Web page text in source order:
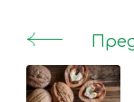
Post